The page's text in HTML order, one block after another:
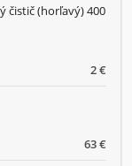
2 €
čistič (horľavý) 400
63 €